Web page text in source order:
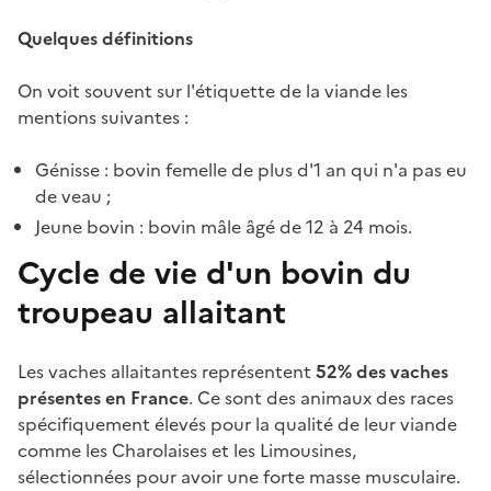
Quelques définitions
On voit souvent sur l'étiquette de la viande les
mentions suivantes :
Génisse : bovin femelle de plus d'1 an qui n'a pas eu
de veau ;
Jeune bovin : bovin mâle âgé de 12 à 24 mois.
Cycle de vie d'un bovin du
troupeau allaitant
Les vaches allaitantes représentent 52% des vaches
présentes en France. Ce sont des animaux des races
spécifiquement élevés pour la qualité de leur viande
comme les Charolaises et les Limousines,
sélectionnées pour avoir une forte masse musculaire.